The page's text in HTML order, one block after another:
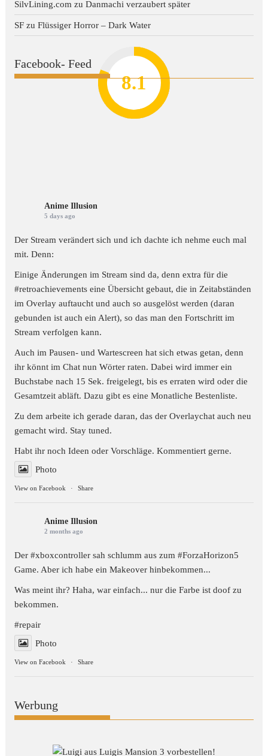
8.2
7.8
7.1
7
8.1
SilvLining.com zuDanmachi verzaubert später
SF zuFlüssiger Horror – Dark Water
Facebook- Feed
Anime Illusion
5 days ago
Der Stream verändert sich und ich dachte ich nehme euch mal
mit. Denn:
Einige Änderungen im Stream sind da, denn extra für die
#retroachievements eine Übersicht gebaut, die in Zeitabständen
im Overlay auftaucht und auch so ausgelöst werden (daran
gebunden ist auch ein Alert), so das man den Fortschritt im
Stream verfolgen kann.
Auch im Pausen- und Wartescreen hat sich etwas getan, denn
ihr könnt im Chat nun Wörter raten. Dabei wird immer ein
Buchstabe nach 15 Sek. freigelegt, bis es erraten wird oder die
Gesamtzeit abläft. Dazu gibt es eine Monatliche Bestenliste.
Zu dem arbeite ich gerade daran, das der Overlaychat auch neu
gemacht wird. Stay tuned.
Habt ihr noch Ideen oder Vorschläge. Kommentiert gerne.
Photo
View on Facebook · Share
Anime Illusion
2 months ago
Der #xboxcontroller sah schlumm aus zum#ForzaHorizon5
Game. Aber ich habe ein Makeover hinbekommen...
Was meint ihr? Haha, war einfach... nur die Farbe ist doof zu
bekommen.
#repair
Photo
View on Facebook · Share
Werbung